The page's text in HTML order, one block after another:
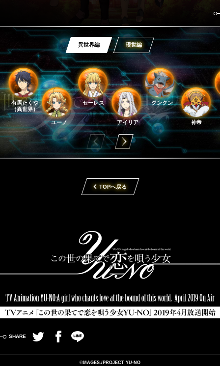
異世界編 現世編
有馬たくや
（異世界）
ユーノ
セーレス
アイリア
クンクン
神帝
TOPへ戻る
Twitter Facebook
©MAGES./PROJECT YU-NO